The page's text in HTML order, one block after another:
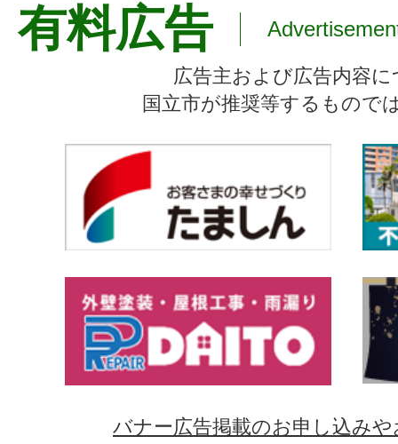
有料広告
広告主および広告内容
国立市が推奨等するもので
バナー広告掲載のお申し込み